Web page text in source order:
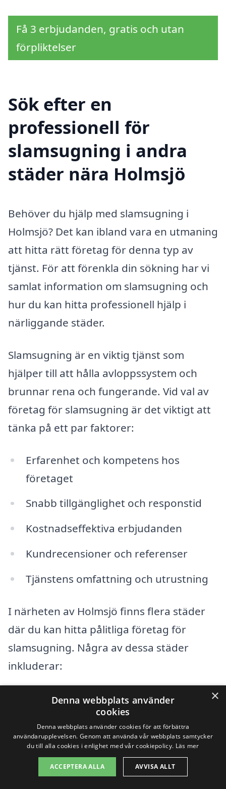
Få 3 erbjudanden, gratis och utan
förpliktelser
Sök efter en
professionell för
slamsugning i andra
städer nära Holmsjö
Behöver du hjälp med slamsugning i
Holmsjö? Det kan ibland vara en utmaning
att hitta rätt företag för denna typ av
tjänst. För att förenkla din sökning har vi
samlat information om slamsugning och
hur du kan hitta professionell hjälp i
närliggande städer.
Slamsugning är en viktig tjänst som
hjälper till att hålla avloppssystem och
brunnar rena och fungerande. Vid val av
företag för slamsugning är det viktigt att
tänka på ett par faktorer:
Erfarenhet och kompetens hos
företaget
Snabb tillgänglighet och responstid
Kostnadseffektiva erbjudanden
Kundrecensioner och referenser
Tjänstens omfattning och utrustning
I närheten av Holmsjö finns flera städer
där du kan hitta pålitliga företag för
slamsugning. Några av dessa städer
inkluderar:
Karlskrona
Färjestaden
Ronneby
Sölvesborg
×
Denna webbplats använder
cookies
Denna webbplats använder cookies för att förbättra
användarupplevelsen. Genom att använda vår webbplats samtycker
du till alla cookies i enlighet med vår cookiepolicy. Läs mer
ACCEPTERA ALLA AVVISA ALLT